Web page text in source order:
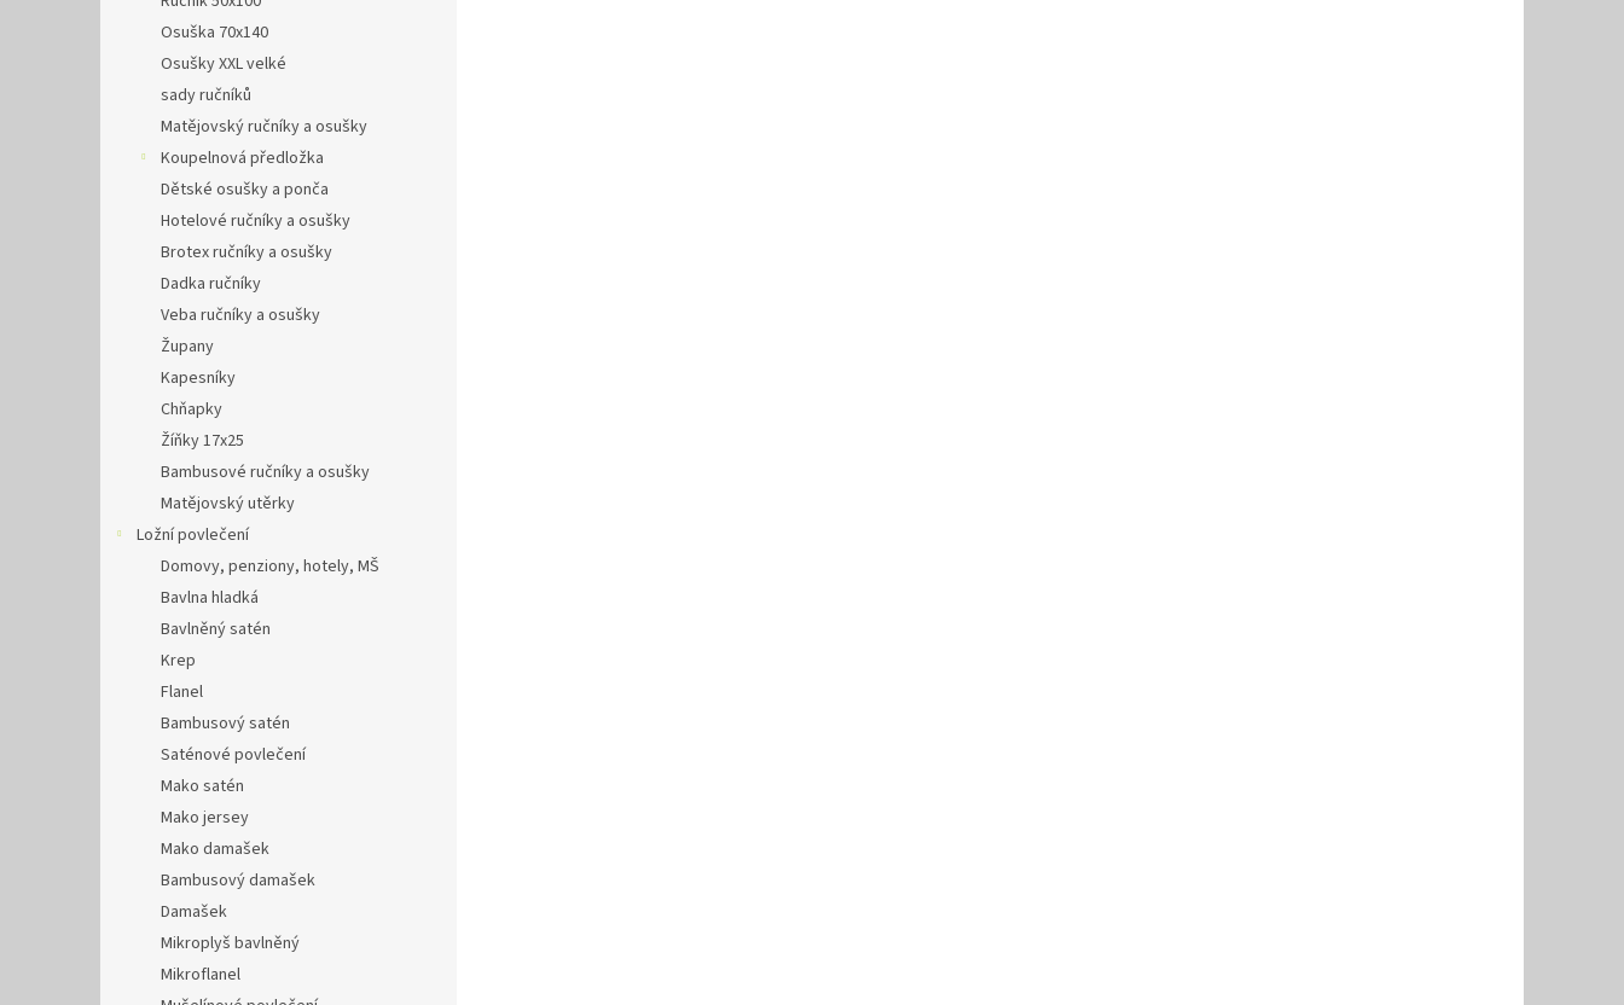
Osuška 70x140
Osušky XXL velké
sady ručníků
Matějovský ručníky a osušky
Koupelnová předložka
Dětské osušky a ponča
Hotelové ručníky a osušky
Brotex ručníky a osušky
Dadka ručníky
Veba ručníky a osušky
Župany
Kapesníky
Chňapky
Žíňky 17x25
Bambusové ručníky a osušky
Matějovský utěrky
Ložní povlečení
Domovy, penziony, hotely, MŠ
Bavlna hladká
Bavlněný satén
Krep
Flanel
Bambusový satén
Saténové povlečení
Mako satén
Mako jersey
Mako damašek
Bambusový damašek
Damašek
Mikroplyš bavlněný
Mikroflanel